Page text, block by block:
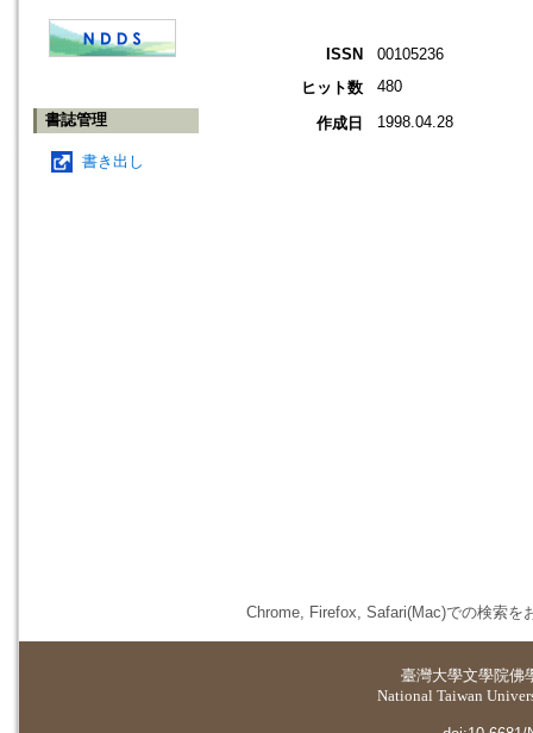
書誌管理
書き出し
ISSN
00105236
ヒット数
480
作成日 1998.04.28
Chrome, Firefox, Safari(Mac)での検索を
臺灣大學文學院佛
National Taiwan